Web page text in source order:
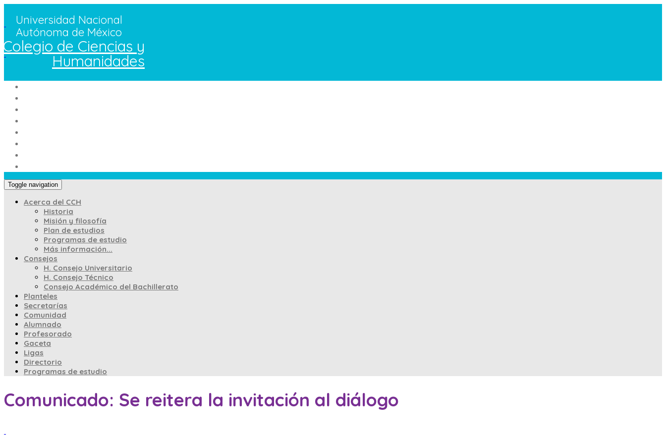
Universidad Nacional
Autónoma de México
Colegio de Ciencias y
Humanidades
Toggle navigation
Acerca del CCH
Historia
Misión y filosofía
Plan de estudios
Programas de estudio
Más información...
Consejos
H. Consejo Universitario
H. Consejo Técnico
Consejo Académico del Bachillerato
Planteles
Secretarías
Comunidad
Alumnado
Profesorado
Gaceta
Ligas
Directorio
Programas de estudio
Comunicado: Se reitera la invitación al diálogo